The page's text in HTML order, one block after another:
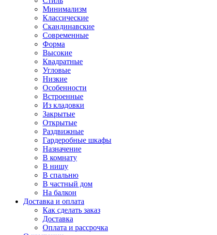
Минимализм
Классические
Скандинавские
Современные
Форма
Высокие
Квадратные
Угловые
Низкие
Особенности
Встроенные
Из кладовки
Закрытые
Открытые
Раздвижные
Гардеробные шкафы
Назначение
В комнату
В нишу
В спальню
В частный дом
На балкон
Доставка и оплата
Как сделать заказ
Доставка
Оплата и рассрочка